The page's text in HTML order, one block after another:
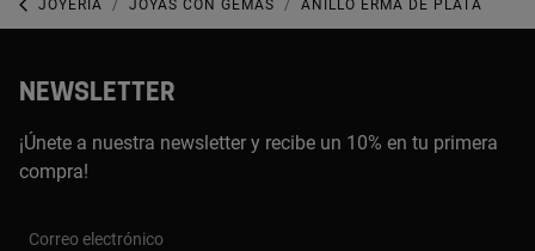
JOYERÍA JOYAS CON GEMAS ANILLO ERMA DE PLATA
NEWSLETTER
¡Únete a nuestra newsletter y recibe un 10% en tu primera
compra!
Correo electrónico